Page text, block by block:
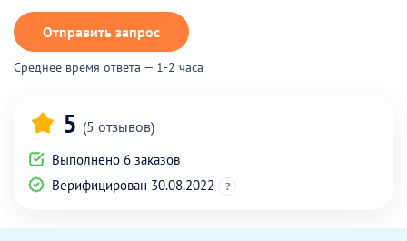
Отправить запрос
Среднее время ответа — 1-2 часа
5 (5 отзывов)
Выполнено 6 заказов
Верифицирован 30.08.2022
?